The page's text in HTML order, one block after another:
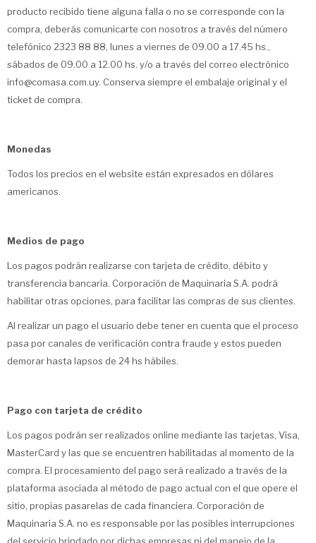
producto recibido tiene alguna falla o no se corresponde con la
compra, deberás comunicarte con nosotros a través del número
telefónico 2323 88 88, lunes a viernes de 09.00 a 17.45 hs.,
sábados de 09.00 a 12.00 hs. y/o a través del correo electrónico
info@comasa.com.uy. Conserva siempre el embalaje original y el
ticket de compra.
Monedas
Todos los precios en el website están expresados en dólares
americanos.
Medios de pago
Los pagos podrán realizarse con tarjeta de crédito, débito y
transferencia bancaria. Corporación de Maquinaria S.A. podrá
habilitar otras opciones, para facilitar las compras de sus clientes.
Al realizar un pago el usuario debe tener en cuenta que el proceso
pasa por canales de verificación contra fraude y estos pueden
demorar hasta lapsos de 24 hs hábiles.
Pago con tarjeta de crédito
Los pagos podrán ser realizados online mediante las tarjetas, Visa,
MasterCard y las que se encuentren habilitadas al momento de la
compra. El procesamiento del pago será realizado a través de la
plataforma asociada al método de pago actual con el que opere el
sitio, propias pasarelas de cada financiera. Corporación de
Maquinaria S.A. no es responsable por las posibles interrupciones